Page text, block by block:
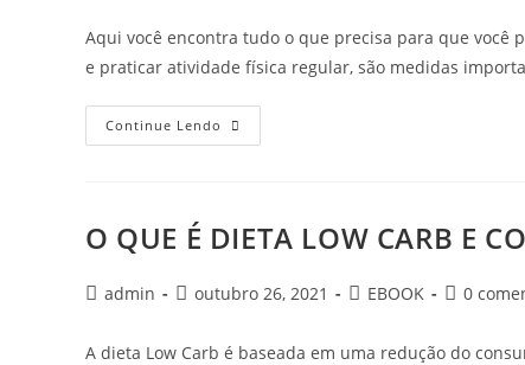
Aqui você encontra tudo o que precisa para que você
e praticar atividade física regular, são medidas
Continue Lendo
O QUE É DIETA LOW CARB E
admin outubro 26, 2021 EBOOK 0
A dieta Low Carb é baseada em uma redução do